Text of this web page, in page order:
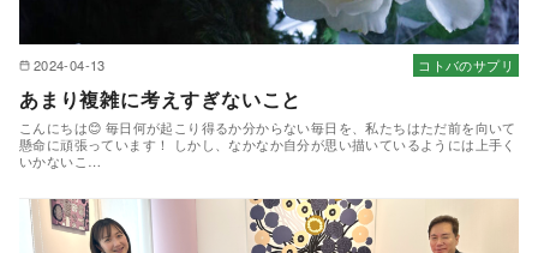
2024-04-13 コトバのサプリ
あまり複雑に考えすぎないこと
こんにちは😊 毎日何が起こり得るか分からない毎日を、私たちはただ前を向いて
懸命に頑張っています！ しかし、なかなか自分が思い描いているようには上手く
いかないこ…